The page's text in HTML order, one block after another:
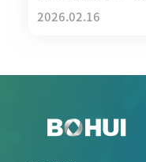
2026.02.16